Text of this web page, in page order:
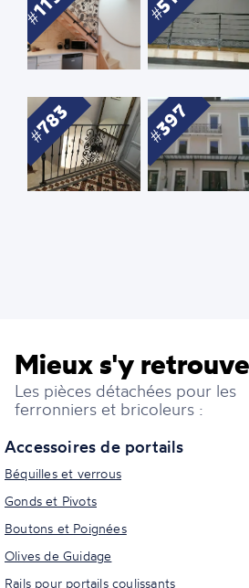
783 397
Mieux s'y
Les pièces détachées pour les
ferronniers et bricoleurs :
Accessoires de portails
Béquilles et verrous
Gonds et Pivots
Boutons et Poignées
Olives de Guidage
Rails pour portails coulissants